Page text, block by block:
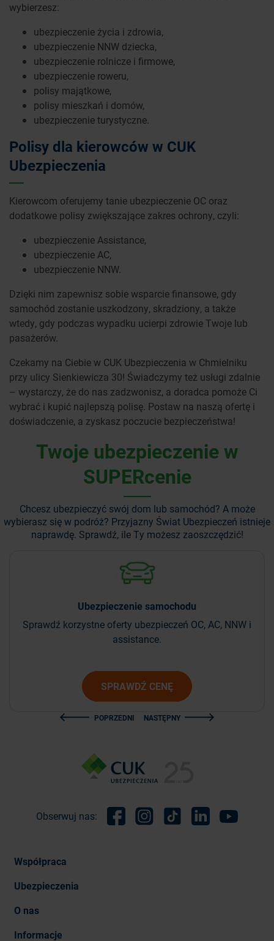
wybierzesz:
ubezpieczenie życia i zdrowia,
ubezpieczenie NNW dziecka,
ubezpieczenie rolnicze i firmowe,
ubezpieczenie roweru,
polisy majątkowe,
polisy mieszkań i domów,
ubezpieczenie turystyczne.
Polisy dla kierowców w CUK
Ubezpieczenia
Kierowcom oferujemy tanie ubezpieczenie OC oraz
dodatkowe polisy zwiększające zakres ochrony, czyli:
ubezpieczenie Assistance,
ubezpieczenie AC,
ubezpieczenie NNW.
Dzięki nim zapewnisz sobie wsparcie finansowe, gdy
samochód zostanie uszkodzony, skradziony, a także
wtedy, gdy podczas wypadku ucierpi zdrowie Twoje lub
pasażerów.
Czekamy na Ciebie w CUK Ubezpieczenia w Chmielniku
przy ulicy Sienkiewicza 30! Świadczymy też usługi zdalnie
– wystarczy, że do nas zadzwonisz, a doradca pomoże Ci
wybrać i kupić najlepszą polisę. Postaw na naszą ofertę i
doświadczenie, a zyskasz poczucie bezpieczeństwa!
Twoje ubezpieczenie w
SUPERcenie
Chcesz ubezpieczyć swój dom lub samochód? A może
wybierasz się w podróż? Przyjazny Świat Ubezpieczeń istnieje
naprawdę. Sprawdź, ile Ty możesz zaoszczędzić!
Ubezpieczenie samochodu
Sprawdź korzystne oferty ubezpieczeń OC, AC, NNW i
assistance.
SPRAWDŹ CENĘ
POPRZEDNI NASTĘPNY
Obserwuj nas:
Współpraca
Ubezpieczenia
O nas
Informacje